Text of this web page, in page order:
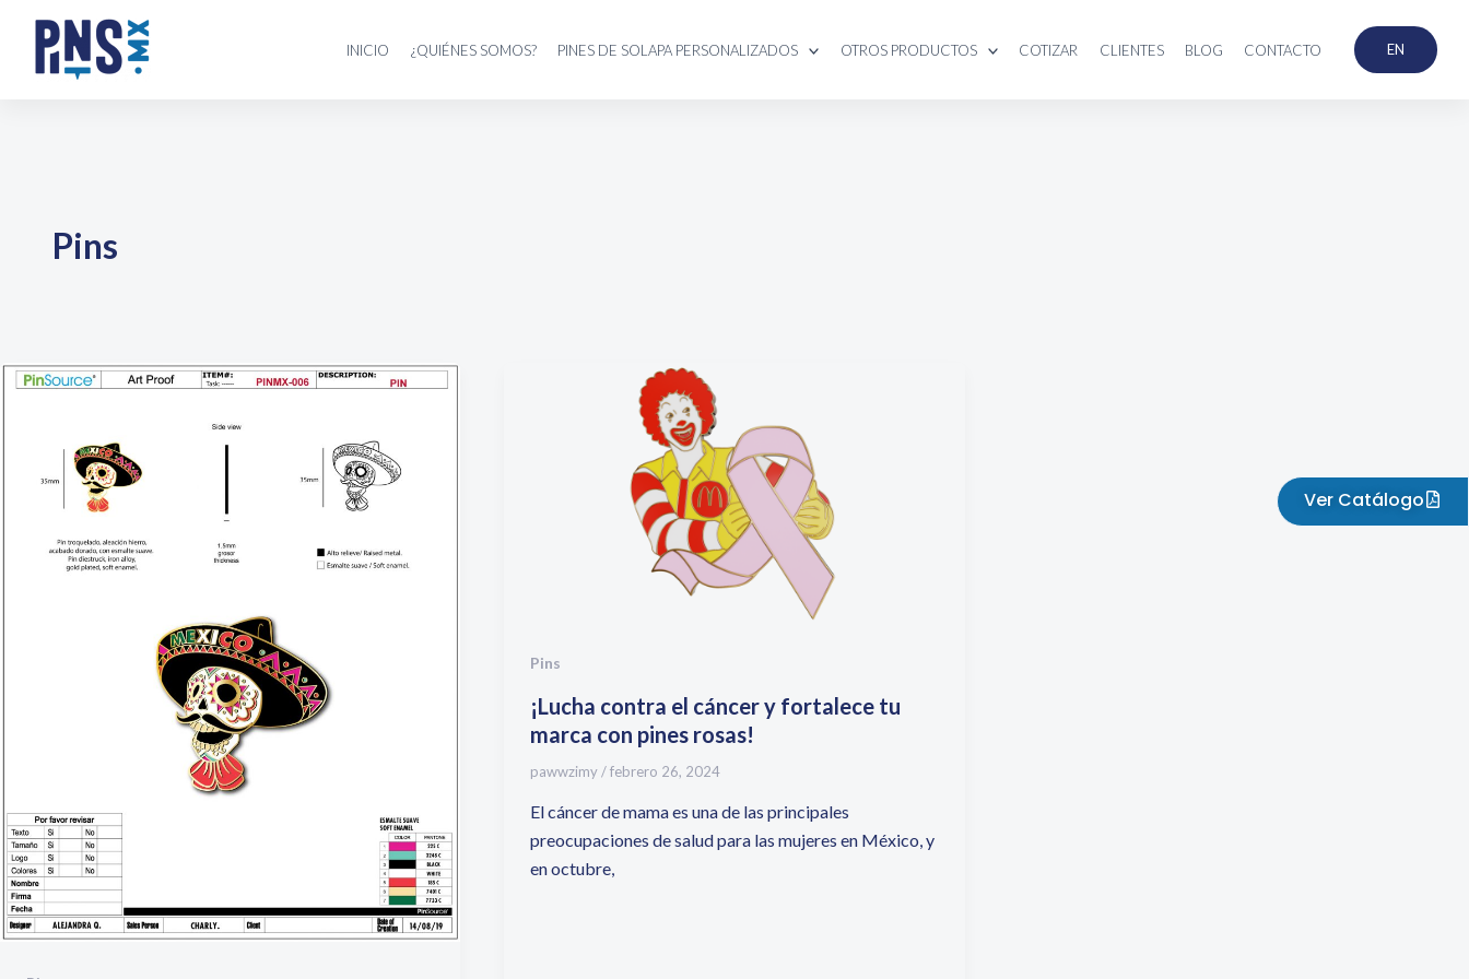
contenido
INICIO ¿QUIÉNES SOMOS? PINES DE SOLAPA PERSONALIZADOS OTROS PRODUCTOS COTIZAR CLIENTES BLOG CONTACTO EN
Pins
Pins
¡Lucha contra el cáncer y fortalece tu
marca con pines rosas!
pawwzimy/febrero 26, 2024
El cáncer de mama es una de las principales
preocupaciones de salud para las mujeres en México, y
en octubre,
Ver Catálogo